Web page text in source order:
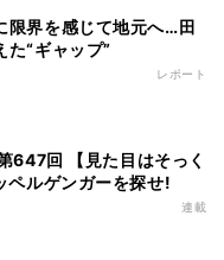
限界を感じて地元へ…田
た“ギャップ”
レポート
647回 【見た目はそっく
ペルゲンガーを探せ!
連載